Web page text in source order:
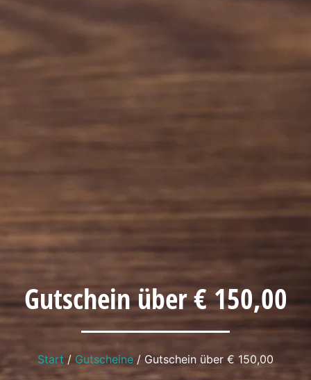
Gutschein über € 150,00
Start / Gutscheine / Gutschein über € 150,00